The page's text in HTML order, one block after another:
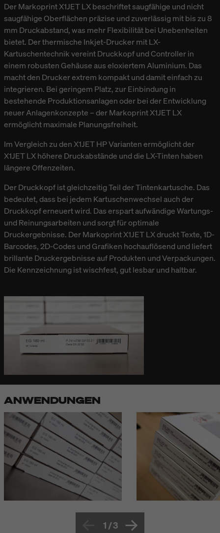
TECHNISCHE DATEN
ZUBEHÖR
Der Markoprint X1JET LX beschriftet saugfähige und nicht
saugfähige Oberflächen präzise und zuverlässig mit bis zu 8
mm Druckabstand, was mehr Flexibilität bei Unebenheiten
bietet. Der thermische Inkjet-Drucker mit LX-
Kartuschentechnik vereint Druckkopf und Controller in
einem robusten Gehäuse aus eloxiertem Aluminium. Das
macht den Drucker extrem kompakt und damit einfach zu
integrieren. Bei geringem Platz, zur Einbindung in
bestehende Produktionsanlagen oder bei der Entwicklung
neuer Anlagenkonzepte – der Markoprint X1JET LX
ermöglicht maximale Planungsfreiheit.
Im Vergleich zu den X1JET HP Varianten ermöglicht der
X1JET LX höhere Druckabstände und die LX-Tinten haben
längere Offenzeiten.
Der Druckkopf ist gleichzeitig Teil der Tintenkartusche. Das
bedeutet, dass bei jedem Kartuschenwechsel auch der
Druckkopf erneuert wird. Das erspart aufwändige Wartungs-
und Reinungsarbeiten und sorgt für optimale
Druckergebnisse. Der Markoprint X1JET LX druckt Texte, 1D-
Barcodes, 2D-Codes und Grafiken hochauflösend und liefert
brillante Druckergebnisse auf Produkten und Verpackungen.
Die Kennzeichnung ist wischfest, gut lesbar und haltbar.
ANWENDUNGEN
1 /3